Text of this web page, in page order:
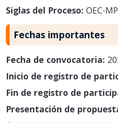
Siglas del Proceso: OEC-
Fechas importantes
Fecha de convocatoria:
Inicio de registro de
Fin de registro de
Presentación de